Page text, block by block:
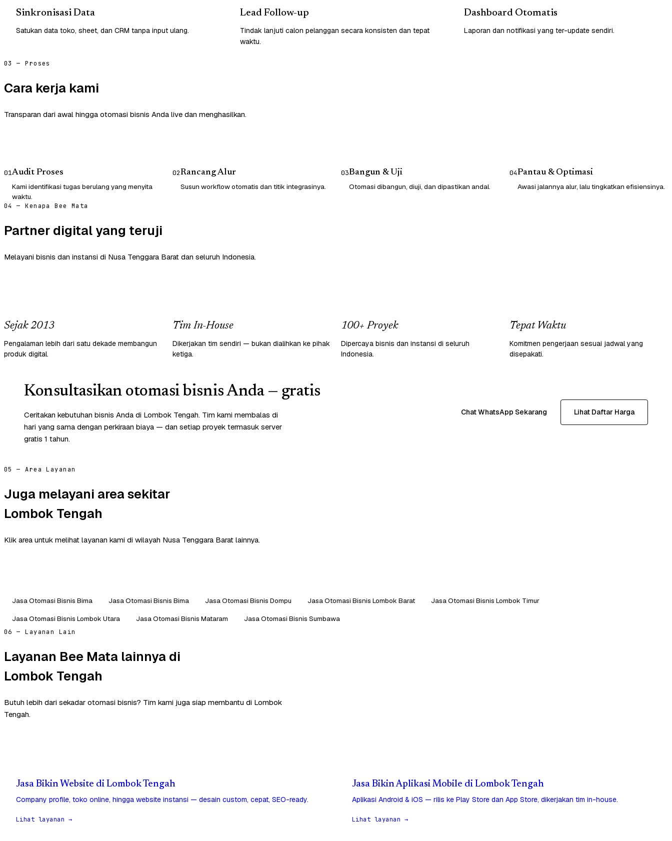
Sinkronisasi Data
Satukan data toko, sheet, dan CRM tanpa input ulang.
Lead Follow-up
Tindak lanjuti calon pelanggan secara konsisten dan tepat
waktu.
Dashboard Otomatis
Laporan dan notifikasi yang ter-update sendiri.
03 — Proses
Cara kerja kami
Transparan dari awal hingga otomasi bisnis Anda live dan menghasilkan.
01Audit Proses
Kami identifikasi tugas berulang yang menyita
waktu.
02Rancang Alur
Susun workflow otomatis dan titik integrasinya.
03Bangun & Uji
Otomasi dibangun, diuji, dan dipastikan andal.
04Pantau & Optimasi
Awasi jalannya alur, lalu tingkatkan efisiensinya.
04 — Kenapa Bee Mata
Partner digital yang teruji
Melayani bisnis dan instansi di Nusa Tenggara Barat dan seluruh Indonesia.
Sejak 2013
Pengalaman lebih dari satu dekade membangun
produk digital.
Tim In-House
Dikerjakan tim sendiri — bukan dialihkan ke pihak
ketiga.
100+ Proyek
Dipercaya bisnis dan instansi di seluruh
Indonesia.
Tepat Waktu
Komitmen pengerjaan sesuai jadwal yang
disepakati.
Konsultasikan otomasi bisnis Anda — gratis
Ceritakan kebutuhan bisnis Anda di Lombok Tengah. Tim kami membalas di
hari yang sama dengan perkiraan biaya — dan setiap proyek termasuk server
gratis 1 tahun.
Chat WhatsApp Sekarang Lihat Daftar Harga
05 — Area Layanan
Juga melayani area sekitar
Lombok Tengah
Klik area untuk melihat layanan kami di wilayah Nusa Tenggara Barat lainnya.
Jasa Otomasi Bisnis Bima Jasa Otomasi Bisnis Bima Jasa Otomasi Bisnis Dompu Jasa Otomasi Bisnis Lombok Barat
Jasa Otomasi Bisnis Lombok Timur
Jasa Otomasi Bisnis Lombok Utara
Jasa Otomasi Bisnis Mataram Jasa Otomasi Bisnis Sumbawa
06 — Layanan Lain
Layanan Bee Mata lainnya di
Lombok Tengah
Butuh lebih dari sekadar otomasi bisnis? Tim kami juga siap membantu di Lombok
Tengah.
Jasa Bikin Website di Lombok Tengah
Company profile, toko online, hingga website instansi — desain custom, cepat, SEO-ready.
Lihat layanan →
Jasa Bikin Aplikasi Mobile di Lombok Tengah
Aplikasi Android & iOS — rilis ke Play Store dan App Store, dikerjakan tim in-house.
Lihat layanan →